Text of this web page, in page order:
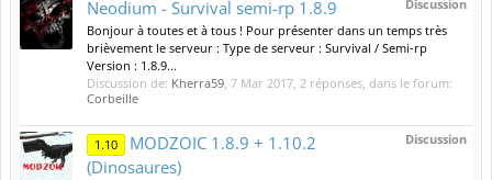
Discussion
Neodium - Survival semi-rp 1.8.9
Bonjour à toutes et à tous ! Pour présenter dans un temps très
brièvement le serveur : Type de serveur : Survival / Semi-rp
Version : 1.8.9...
Discussion de: Kherra59, 7 Mar 2017, 2 réponses, dans le forum:
Corbeille
Discussion
1.10
MODZOIC 1.8.9 + 1.10.2
(Dinosaures)